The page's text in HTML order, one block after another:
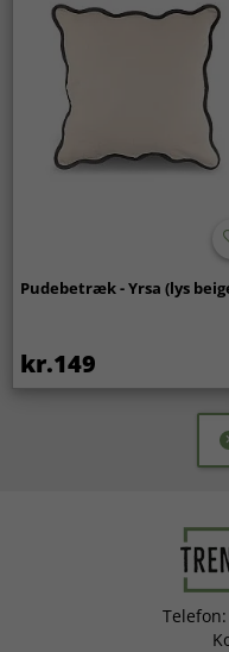
Pudebetræk - Yrsa (lys
kr.149